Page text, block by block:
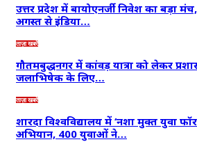
उत्तर प्रदेश में बायोएनर्जी निवेश का बड़ा
अगस्त से इंडिया…
ताज़ा खबरें
गौतमबुद्धनगर में कांवड़ यात्रा को लेकर
जलाभिषेक के लिए…
ताज़ा खबरें
शारदा विश्वविद्यालय में ‘नशा मुक्त युवा
अभियान, 400 युवाओं ने…